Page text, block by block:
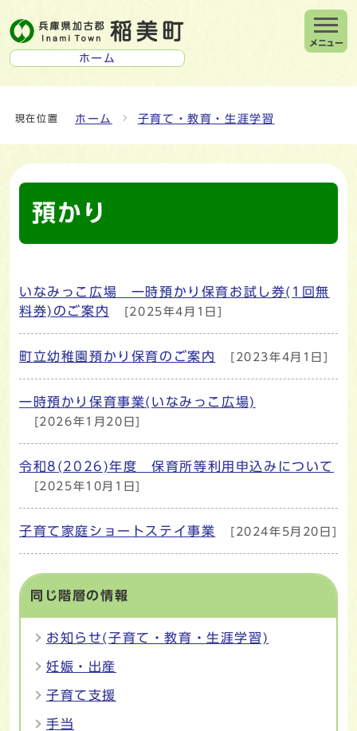
ホーム
メニュー
現在位置 ホーム 子育て・教育・生涯学習
預かり
メインメニュー
いなみっこ広場 一時預かり保育お試し券(1回無
料券)のご案内
[2025年4月1日]
町立幼稚園預かり保育のご案内 [2023年4月1日]
一時預かり保育事業(いなみっこ広場)
[2026年1月20日]
令和8(2026)年度 保育所等利用申込みについて
[2025年10月1日]
子育て家庭ショートステイ事業 [2024年5月20日]
同じ階層の情報
お知らせ(子育て・教育・生涯学習)
妊娠・出産
子育て支援
手当